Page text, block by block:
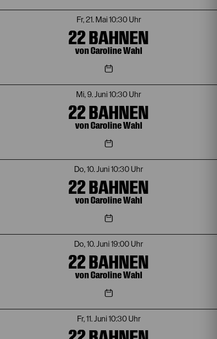
Fr, 21. Mai10:30 Uhr
22 BAHNEN
von Caroline Wahl
Mi, 9. Juni10:30 Uhr
22 BAHNEN
von Caroline Wahl
Do, 10. Juni10:30 Uhr
22 BAHNEN
von Caroline Wahl
Do, 10. Juni19:00 Uhr
22 BAHNEN
von Caroline Wahl
Fr, 11. Juni10:30 Uhr